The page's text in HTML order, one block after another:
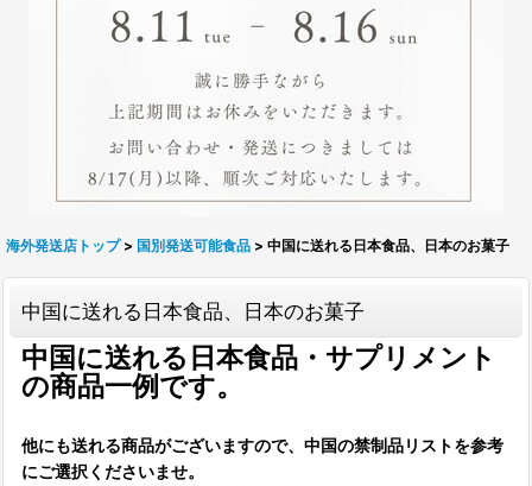
海外発送店トップ > 国別発送可能食品 > 中国に送れる日本食品、日本のお菓子
中国に送れる日本食品、日本のお菓子
中国に送れる日本食品・サプリメント
の商品一例です。
他にも送れる商品がございますので、中国の禁制品リストを参考
にご選択くださいませ。